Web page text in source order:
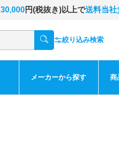
30,000円(税抜き)以上で送料当社
絞り込み検索
メーカーから探す 商